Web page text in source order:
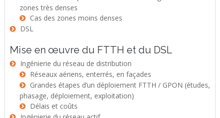
zones très denses
Cas des zones moins denses
DSL
Mise en œuvre du FTTH et du DSL
Ingénierie du réseau de distribution
Réseaux aériens, enterrés, en façades
phasage, déploiement, exploitation)
Délais et coûts